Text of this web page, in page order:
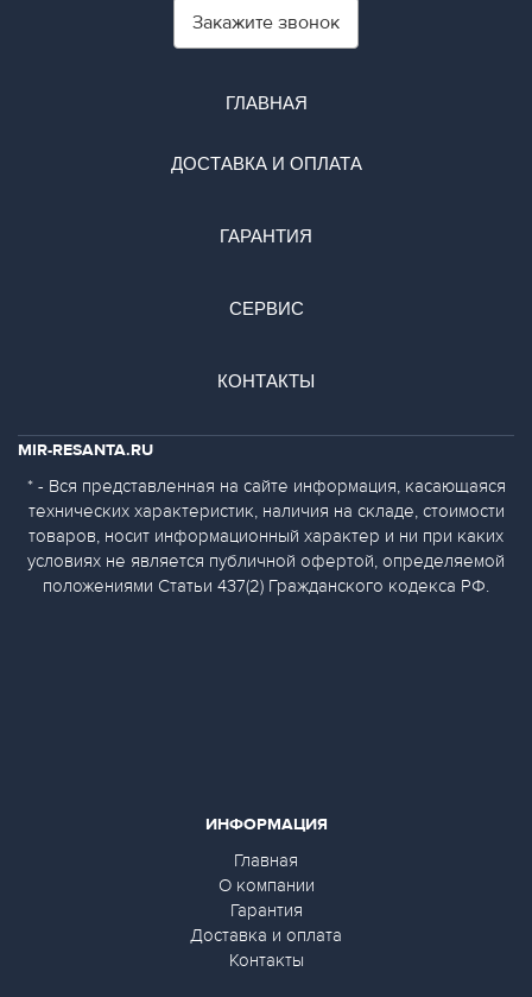
Закажите звонок
ГЛАВНАЯ
ДОСТАВКА И ОПЛАТА
ГАРАНТИЯ
СЕРВИС
КОНТАКТЫ
ИНФОРМАЦИЯ
Главная
О компании
Гарантия
Доставка и оплата
Контакты
MIR-RESANTA.RU
* - Вся представленная на сайте информация, касающаяся
технических характеристик, наличия на складе, стоимости
товаров, носит информационный характер и ни при каких
условиях не является публичной офертой, определяемой
положениями Статьи 437(2) Гражданского кодекса РФ.